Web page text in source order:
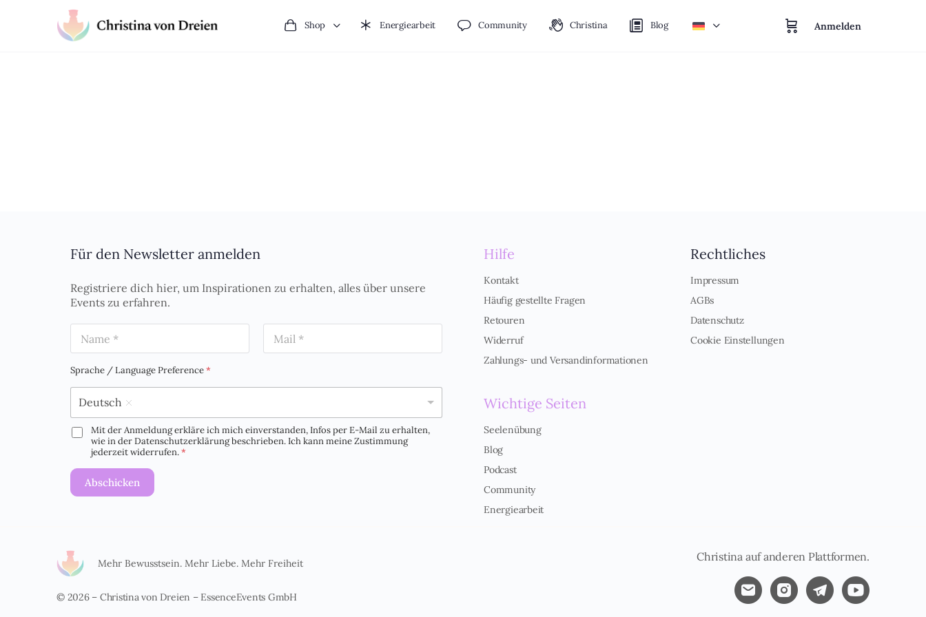
Shop Energiearbeit Community Christina Blog Anmelden
Für den Newsletter anmelden
Registriere dich hier, um Inspirationen zu erhalten, alles über unsere
Events zu erfahren.
m
e
a
Sprache / Language Preference*
Deutsch
D
V
-
v
e
r
t
Mit der Anmeldung erkläre ich mich einverstanden, Infos per E-Mail zu erhalten,
wie in der Datenschutzerklärung beschrieben. Ich kann meine Zustimmung
jederzeit widerrufen.*
Abschicken
Hilfe
Kontakt
Häufig gestellte Fragen
Retouren
Widerruf
Zahlungs- und Versandinformationen
Wichtige Seiten
Seelenübung
Blog
Podcast
Community
Energiearbeit
Rechtliches
Impressum
AGBs
Datenschutz
Cookie Einstellungen
Mehr Bewusstsein. Mehr Liebe. Mehr Freiheit
© 2026 – Christina von Dreien – EssenceEvents GmbH
Christina auf anderen Plattformen.